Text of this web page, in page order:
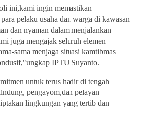
ini,kami ingin memastikan
pelaku usaha dan warga di kawasan
dan nyaman dalam menjalankan
juga mengajak seluruh elemen
sama menjaga situasi kamtibmas
IPTU Suyanto.
untuk terus hadir di tengah
pengayom,dan pelayan
lingkungan yang tertib dan